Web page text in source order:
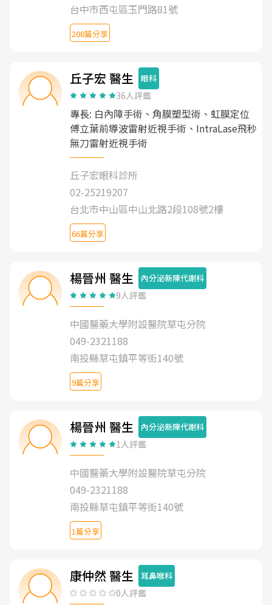
台中市西屯區玉門路81號
208篇分享
丘子宏 醫生 眼科
36人評鑑
專長: 白內障手術、角膜塑型術、虹膜定位
傅立葉前導波雷射近視手術、IntraLase飛秒
無刀雷射近視手術
丘子宏眼科診所
02-25219207
台北市中山區中山北路2段108號2樓
66篇分享
楊晉州 醫生 內分泌新陳代謝科
9人評鑑
中國醫藥大學附設醫院草屯分院
049-2321188
南投縣草屯鎮平等街140號
9篇分享
楊晉州 醫生 內分泌新陳代謝科
1人評鑑
中國醫藥大學附設醫院草屯分院
049-2321188
南投縣草屯鎮平等街140號
1篇分享
康仲然 醫生 耳鼻喉科
0人評鑑